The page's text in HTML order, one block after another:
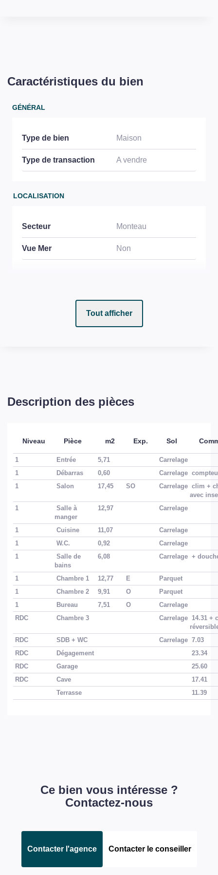
Caractéristiques du bien
GÉNÉRAL
Type de bien Maison
Type de transaction A vendre
LOCALISATION
Secteur Monteau
Vue Mer Non
358900 EUR
SURFACES
Surface séjour 30.42 m2
Surface terrain
Surface terrasse 21.39 m2
EXTÉRIEUR
Jardin Oui
Année construction
Forme Toiture
Mixte Bois - PVC
Tout afficher
Description des pièces
Niveau Pièce m2 Exp. Sol
1 Entrée 5,71
Carrelage
1
Débarras 0,60 Carrelage
1
Salon 17,45 SO Carrelage clim +
avec
1
Salle à
manger
12,97 Carrelage
1 Cuisine 11,07
Carrelage
1
W.C. 0,92
Carrelage
1
Salle de
bains
6,08 Carrelage +
1 Chambre 1 12,77 E
Parquet
1
Chambre 2 9,91 O
Parquet
1
Bureau 7,51 O
Carrelage
RDC
Chambre 3 Carrelage 14.31 +
RDC
SDB + WC Carrelage 7.03
RDC
Dégagement
23.34
RDC
Garage
25.60
RDC
Cave
17.41
Terrasse
11.39
Ce bien vous intéresse ?
Contactez-nous
Contacter l'agence Contacter le conseiller